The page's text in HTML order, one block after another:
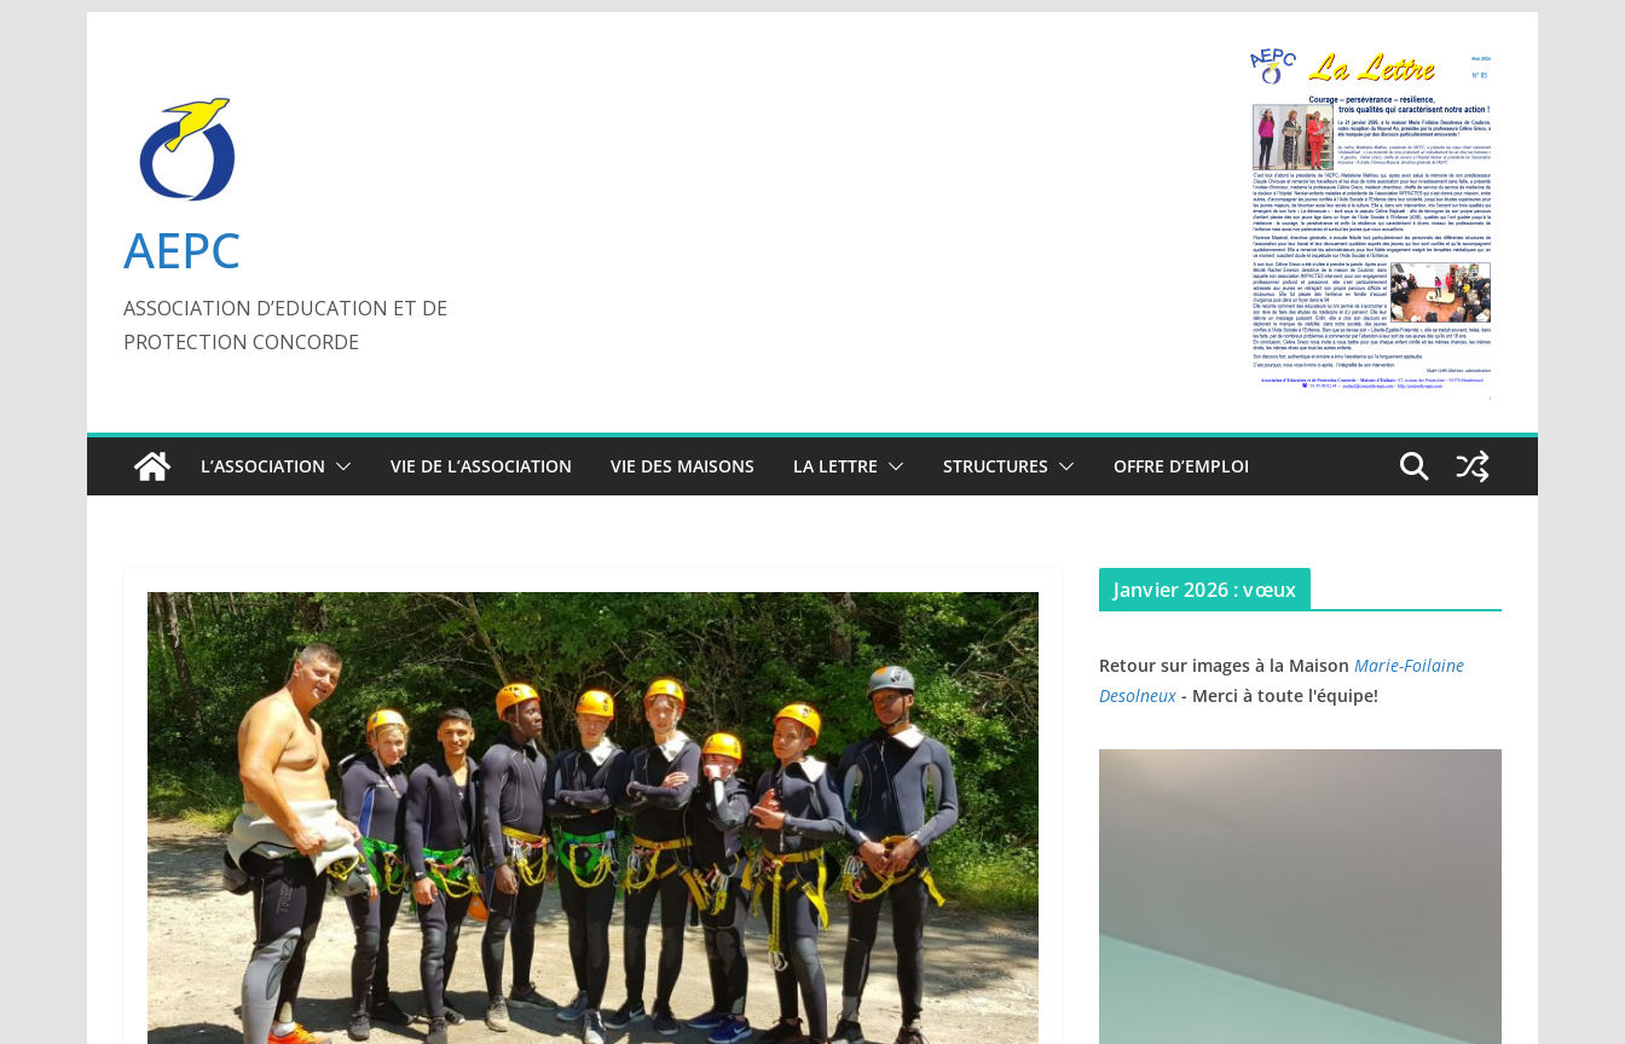
AEPC
ASSOCIATION D’EDUCATION ET DE
PROTECTION CONCORDE
L’ASSOCIATION VIE DE L’ASSOCIATION VIE DES MAISONS LA LETTRE STRUCTURES OFFRE D’EMPLOI
Janvier 2026 : vœux
Retour sur images à la Maison Marie-Foilaine
Desolneux - Merci à toute l'équipe!